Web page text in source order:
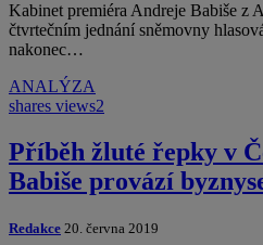
Kabinet premiéra Andreje Babiše z
čtvrtečním jednání sněmovny
nakonec…
ANALÝZA
shares views2
Příběh žluté řepky v
Babiše provází
Redakce 20. června 2019